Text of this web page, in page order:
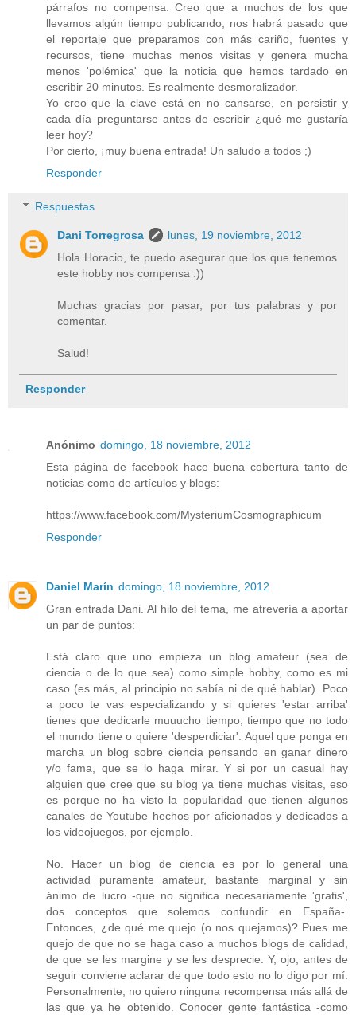
párrafos no compensa. Creo que a muchos de los que
llevamos algún tiempo publicando, nos habrá pasado que
el reportaje que preparamos con más cariño, fuentes y
recursos, tiene muchas menos visitas y genera mucha
menos 'polémica' que la noticia que hemos tardado en
escribir 20 minutos. Es realmente desmoralizador.
Yo creo que la clave está en no cansarse, en persistir y
cada día preguntarse antes de escribir ¿qué me gustaría
leer hoy?
Por cierto, ¡muy buena entrada! Un saludo a todos ;)
Responder
Respuestas
Dani Torregrosa
lunes, 19 noviembre, 2012
Hola Horacio, te puedo asegurar que los que tenemos
este hobby nos compensa :))
Muchas gracias por pasar, por tus palabras y por
comentar.
Salud!
Responder
Anónimo domingo, 18 noviembre, 2012
Esta página de facebook hace buena cobertura tanto de
noticias como de artículos y blogs:
https://www.facebook.com/MysteriumCosmographicum
Responder
Daniel Marín domingo, 18 noviembre, 2012
Gran entrada Dani. Al hilo del tema, me atrevería a aportar
un par de puntos:
Está claro que uno empieza un blog amateur (sea de
ciencia o de lo que sea) como simple hobby, como es mi
caso (es más, al principio no sabía ni de qué hablar). Poco
a poco te vas especializando y si quieres 'estar arriba'
tienes que dedicarle muuucho tiempo, tiempo que no todo
el mundo tiene o quiere 'desperdiciar'. Aquel que ponga en
marcha un blog sobre ciencia pensando en ganar dinero
y/o fama, que se lo haga mirar. Y si por un casual hay
alguien que cree que su blog ya tiene muchas visitas, eso
es porque no ha visto la popularidad que tienen algunos
canales de Youtube hechos por aficionados y dedicados a
los videojuegos, por ejemplo.
No. Hacer un blog de ciencia es por lo general una
actividad puramente amateur, bastante marginal y sin
ánimo de lucro -que no significa necesariamente 'gratis',
dos conceptos que solemos confundir en España-.
Entonces, ¿de qué me quejo (o nos quejamos)? Pues me
quejo de que no se haga caso a muchos blogs de calidad,
de que se les margine y se les desprecie. Y, ojo, antes de
seguir conviene aclarar de que todo esto no lo digo por mí.
Personalmente, no quiero ninguna recompensa más allá de
las que ya he obtenido. Conocer gente fantástica -como